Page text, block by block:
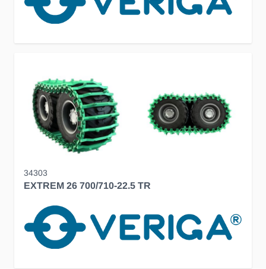
34303
EXTREM 26 700/710-22.5 TR